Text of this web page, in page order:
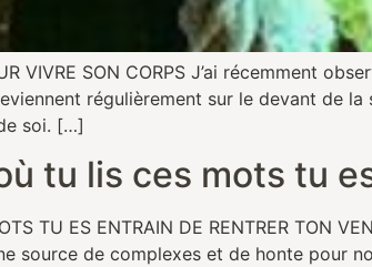
VIVRE SON CORPS J’ai récemment
régulièrement sur le devant de
soi. […]
tu lis ces mots tu
TU ES ENTRAIN DE RENTRER TON
source de complexes et de honte pour